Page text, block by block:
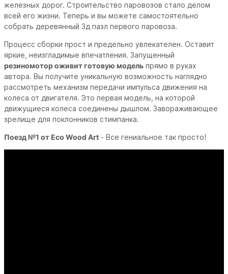
железных дорог. Строительство паровозов стало делом
всей его жизни. Теперь и вы можете самостоятельно
собрать деревянный 3д пазл первого паровоза.
Процесс сборки прост и предельно увлекателен. Оставит
яркие, неизгладимые впечатления. Запущенный
резиномотор оживит готовую модель прямо в руках
автора. Вы получите уникальную возможность наглядно
рассмотреть механизм передачи импульса движения на
колеса от двигателя. Это первая модель, на которой
движущиеся колеса соединены дышлом. Завораживающее
зрелище для поклонников стимпанка.
Поезд №1 от Eco Wood Art - Все гениальное так просто!